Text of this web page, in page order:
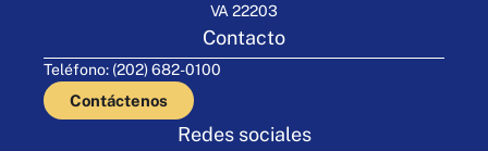
VA 22203
Contacto
Teléfono: (202) 682-0100
Contáctenos
Redes sociales